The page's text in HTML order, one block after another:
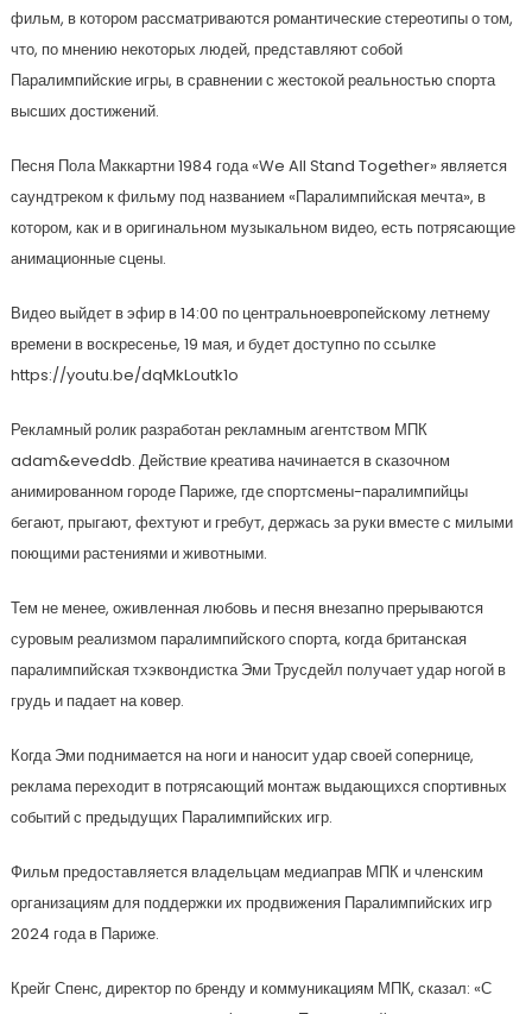
фильм, в котором рассматриваются романтические стереотипы о том,
что, по мнению некоторых людей, представляют собой
Паралимпийские игры, в сравнении с жестокой реальностью спорта
высших достижений.
Песня Пола Маккартни 1984 года «We All Stand Together» является
саундтреком к фильму под названием «Паралимпийская мечта», в
котором, как и в оригинальном музыкальном видео, есть потрясающие
анимационные сцены.
Видео выйдет в эфир в 14:00 по центральноевропейскому летнему
времени в воскресенье, 19 мая, и будет доступно по ссылке
https://youtu.be/dqMkLoutk1o
Рекламный ролик разработан рекламным агентством МПК
adam&eveddb. Действие креатива начинается в сказочном
анимированном городе Париже, где спортсмены-паралимпийцы
бегают, прыгают, фехтуют и гребут, держась за руки вместе с милыми
поющими растениями и животными.
Тем не менее, оживленная любовь и песня внезапно прерываются
суровым реализмом паралимпийского спорта, когда британская
паралимпийская тхэквондистка Эми Трусдейл получает удар ногой в
грудь и падает на ковер.
Когда Эми поднимается на ноги и наносит удар своей сопернице,
реклама переходит в потрясающий монтаж выдающихся спортивных
событий с предыдущих Паралимпийских игр.
Фильм предоставляется владельцам медиаправ МПК и членским
организациям для поддержки их продвижения Паралимпийских игр
2024 года в Париже.
Крейг Спенс, директор по бренду и коммуникациям МПК, сказал: «С